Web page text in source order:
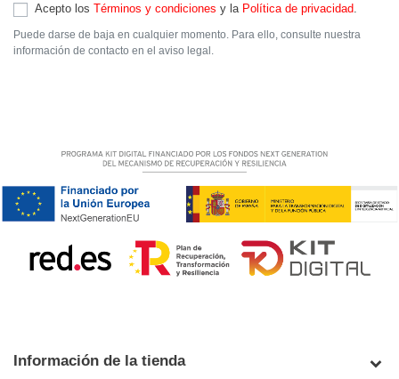
Acepto los Términos y condiciones y la Política de privacidad
Puede darse de baja en cualquier momento. Para ello, consulte nuestra
información de contacto en el aviso legal.
Información de la tienda